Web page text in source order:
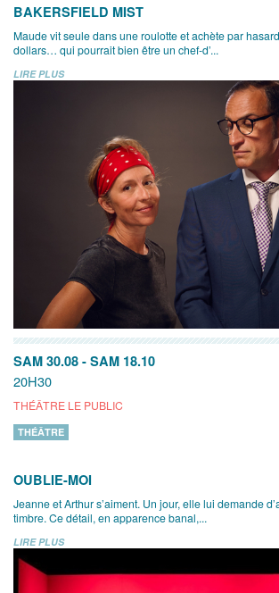
BAKERSFIELD MIST
Maude vit seule dans une roulotte et achète par
dollars… qui pourrait bien être un chef-d’...
LIRE PLUS
SAM 30.08 - SAM 18.10
20H30
THÉÂTRE LE PUBLIC
THÉÂTRE
OUBLIE-MOI
Jeanne et Arthur s’aiment. Un jour, elle lui demande
timbre. Ce détail, en apparence banal,...
LIRE PLUS